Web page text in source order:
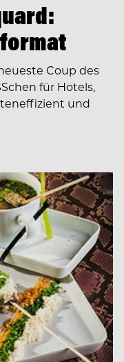
Coup des
für Hotels,
und